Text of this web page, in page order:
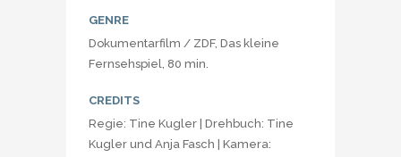
GENRE
Dokumentarfilm / ZDF, Das kleine
Fernsehspiel, 80 min.
CREDITS
Regie: Tine Kugler | Drehbuch: Tine
Kugler und Anja Fasch | Kamera: